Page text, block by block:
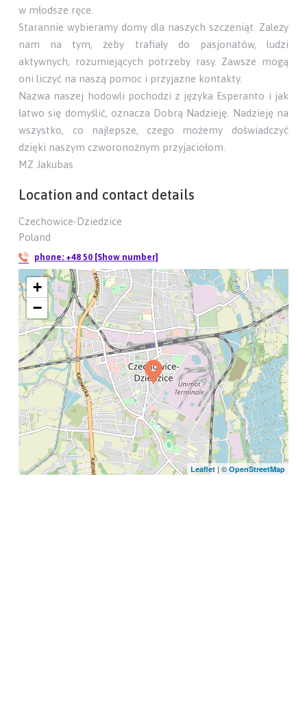
w młodsze ręce.
Starannie wybieramy domy dla naszych szczeniąt. Zależy
nam na tym, żeby trafiały do pasjonatów, ludzi
aktywnych, rozumiejących potrzeby rasy. Zawsze mogą
oni liczyć na naszą pomoc i przyjazne kontakty.
Nazwa naszej hodowli pochodzi z języka Esperanto i jak
łatwo się domyślić, oznacza Dobrą Nadzieję. Nadzieję na
wszystko, co najlepsze, czego możemy doświadczyć
dzięki naszym czworonożnym przyjaciołom.
MZ Jakubas
Location and contact details
Czechowice-Dziedzice
Poland
phone: +48 50 [Show number]
+
−
Leaflet| ©OpenStreetMap